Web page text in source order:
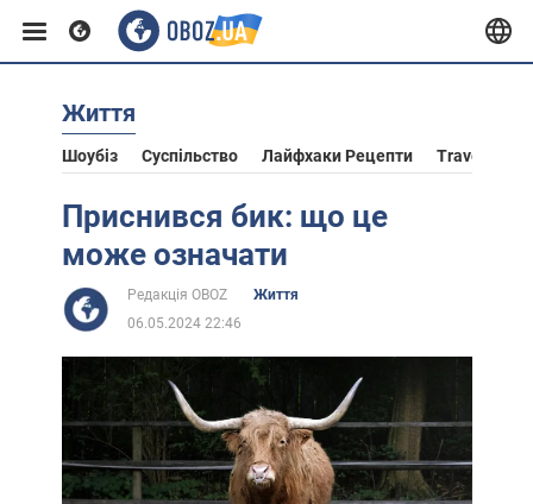
Європа
США
Африка
Життя
Шоубіз Суспільство Лайфхаки Рецепти Travel
Приснився бик: що це
може означати
Редакція OBOZ
Життя
06.05.2024 22:46